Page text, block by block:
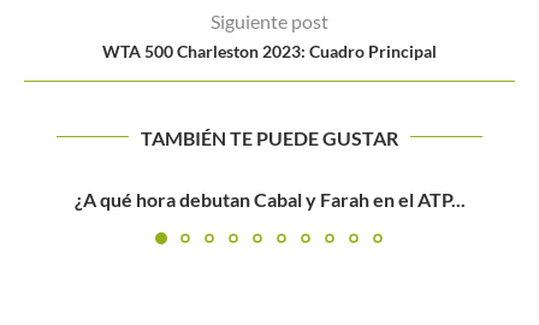
Siguiente post
WTA 500 Charleston 2023: Cuadro Principal
TAMBIÉN TE PUEDE GUSTAR